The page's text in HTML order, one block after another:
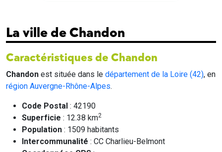
La ville de Chandon
Caractéristiques de Chandon
Chandon est située dans le département de la Loire (42), en
région Auvergne-Rhône-Alpes.
Code Postal : 42190
Superficie : 12.38 km2
Population : 1509 habitants
Intercommunalité : CC Charlieu-Belmont